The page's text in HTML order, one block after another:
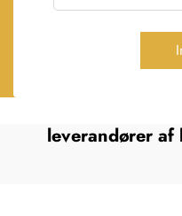
leverandører